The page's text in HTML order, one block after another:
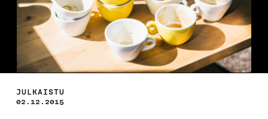
JULKAISTU
02.12.2015